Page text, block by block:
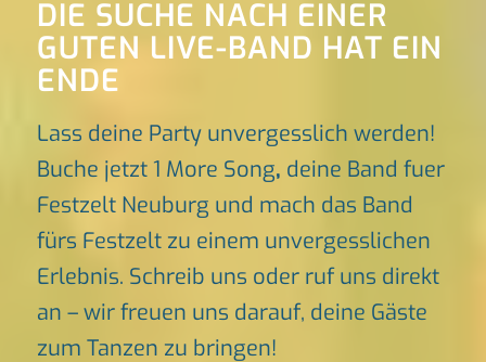
DIE SUCHE NACH EINER
GUTEN LIVE-BAND HAT EIN
ENDE
Lass deine Party unvergesslich werden!
Buche jetzt 1 More Song, deine Band fuer
Festzelt Neuburg und mach das Band
fürs Festzelt zu einem unvergesslichen
Erlebnis. Schreib uns oder ruf uns direkt
an – wir freuen uns darauf, deine Gäste
zum Tanzen zu bringen!